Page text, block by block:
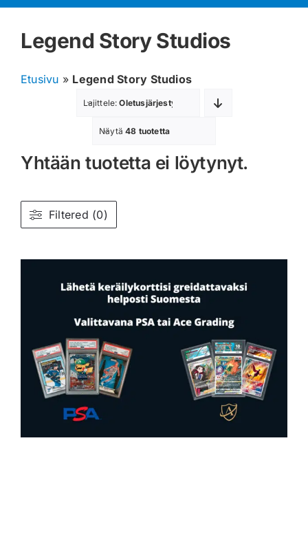
Ennakot
Greidatut kortit
Legend Story Studios
Etusivu » Legend Story Studios
Lajittele:Oletusjärjestys
Näytä48 tuotetta
Yhtään tuotetta ei löytynyt.
Filtered (0)